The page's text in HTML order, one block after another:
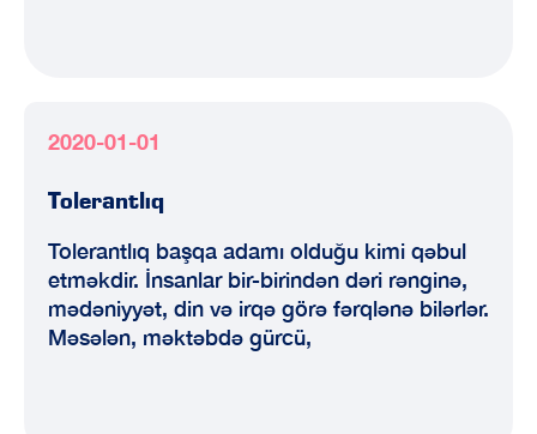
2020-01-01
Tolerantlıq
Tolerantlıq başqa adamı olduğu kimi qəbul
etməkdir. İnsanlar bir-birindən dəri rənginə,
mədəniyyət, din və irqə görə fərqlənə bilərlər.
Məsələn, məktəbdə gürcü,